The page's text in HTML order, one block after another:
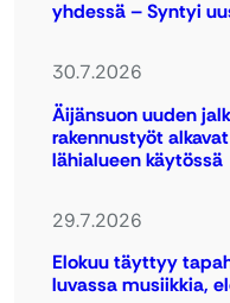
yhdessä – Syntyi
30.7.2026
Äijänsuon uuden
rakennustyöt
lähialueen käytössä
29.7.2026
Elokuu täyttyy
luvassa musiikkia,